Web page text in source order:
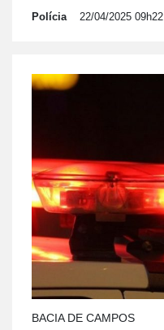
Polícia 22/04/2025 09h22
BACIA DE CAMPOS